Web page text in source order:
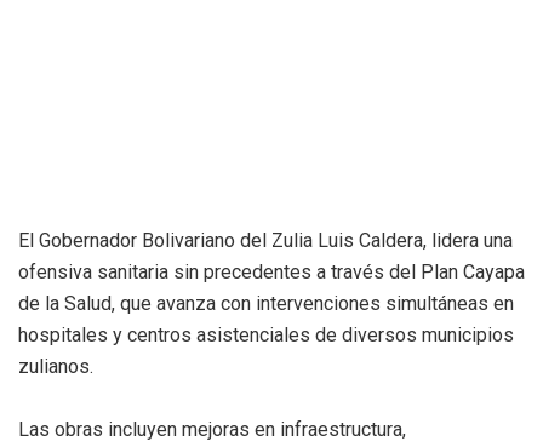
El Gobernador Bolivariano del Zulia Luis Caldera, lidera una
ofensiva sanitaria sin precedentes a través del Plan Cayapa
de la Salud, que avanza con intervenciones simultáneas en
hospitales y centros asistenciales de diversos municipios
zulianos.
Las obras incluyen mejoras en infraestructura,